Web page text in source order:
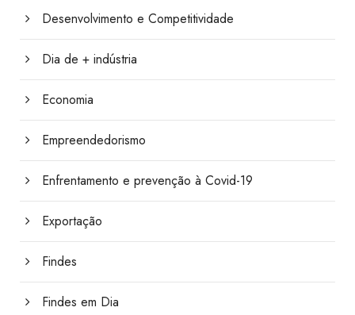
Desenvolvimento e Competitividade
Dia de + indústria
Economia
Empreendedorismo
Enfrentamento e prevenção à Covid-19
Exportação
Findes
Findes em Dia